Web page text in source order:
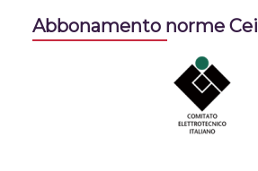
Abbonamento norme Cei